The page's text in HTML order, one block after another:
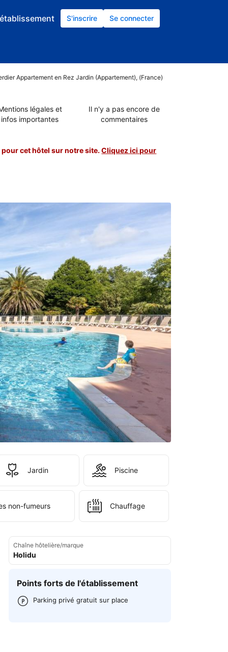
S'inscrire Se connecter
Appartement en Rez Jardin (Appartement), (France)
légales et
infos importantes
Il n'y a pas encore de
commentaires
cet hôtel sur notre site.Cliquez ici pour
Jardin Piscine
non-fumeurs Chauffage
Holidu
Chaîne hôtelière/marque
Points forts de l'établissement
Parking privé gratuit sur place